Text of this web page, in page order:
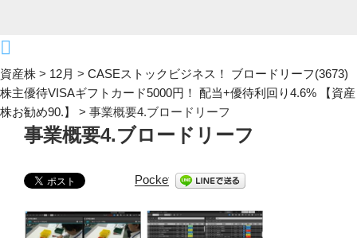
資産株 > 12月 > CASEストックビジネス！ ブロードリーフ(3673)
株主優待VISAギフトカード5000円！ 配当+優待利回り4.6% 【資産
株お勧め90.】
> 事業概要4.ブロードリーフ
事業概要4.ブロードリーフ
Pocket